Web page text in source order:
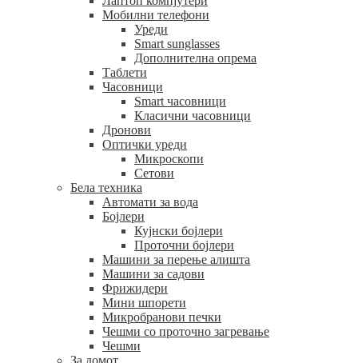
Мобилни телефони
Уреди
Smart sunglasses
Дополнителна опрема
Таблети
Часовници
Smart часовници
Класични часовници
Дронови
Оптички уреди
Микроскопи
Сетови
Бела техника
Автомати за вода
Бојлери
Кујнски бојлери
Проточни бојлери
Машини за перење алишта
Машини за садови
Фрижидери
Мини шпорети
Микробранови печки
Чешми со проточно загревање
Чешми
За домот